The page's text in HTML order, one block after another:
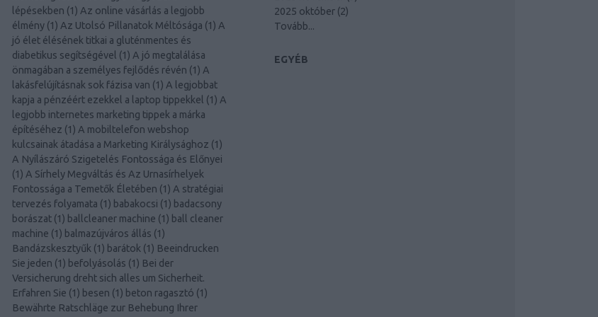
lépésekben (1) Az online vásárlás a legjobb
élmény (1) Az Utolsó Pillanatok Méltósága (1) A
jó élet élésének titkai a gluténmentes és
diabetikus segítségével (1) A jó megtalálása
önmagában a személyes fejlődés révén (1) A
lakásfelújításnak sok fázisa van (1) A legjobbat
kapja a pénzéért ezekkel a laptop tippekkel (1) A
legjobb internetes marketing tippek a márka
építéséhez (1) A mobiltelefon webshop
kulcsainak átadása a Marketing Királysághoz (1)
A Nyílászáró Szigetelés Fontossága és Előnyei
(1) A Sírhely Megváltás és Az Urnasírhelyek
Fontossága a Temetők Életében (1) A stratégiai
tervezés folyamata (1) babakocsi (1) badacsony
borászat (1) ballcleaner machine (1) ball cleaner
machine (1) balmazújváros állás (1)
Bandázskesztyűk (1) barátok (1) Beeindrucken
Sie jeden (1) befolyásolás (1) Bei der
Versicherung dreht sich alles um Sicherheit.
Erfahren Sie (1) besen (1) beton ragasztó (1)
Bewährte Ratschläge zur Behebung Ihrer
2025 október (2)
Tovább...
EGYÉB